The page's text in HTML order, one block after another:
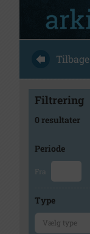
Tilbage
Filtrering
0 resultater
Periode
Fra
Type